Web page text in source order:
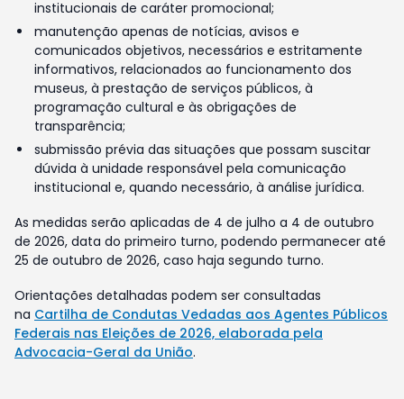
institucionais de caráter promocional;
manutenção apenas de notícias, avisos e
comunicados objetivos, necessários e estritamente
informativos, relacionados ao funcionamento dos
museus, à prestação de serviços públicos, à
programação cultural e às obrigações de
transparência;
submissão prévia das situações que possam suscitar
dúvida à unidade responsável pela comunicação
institucional e, quando necessário, à análise jurídica.
As medidas serão aplicadas de 4 de julho a 4 de outubro
de 2026, data do primeiro turno, podendo permanecer até
25 de outubro de 2026, caso haja segundo turno.
Orientações detalhadas podem ser consultadas
na Cartilha de Condutas Vedadas aos Agentes Públicos
Federais nas Eleições de 2026, elaborada pela
Advocacia-Geral da União.